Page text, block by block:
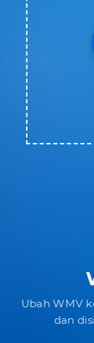
Ubah WMV
dan